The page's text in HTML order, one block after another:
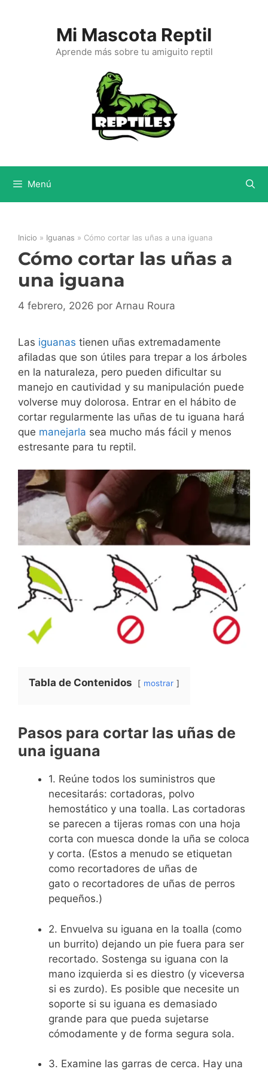
Mi Mascota Reptil
Aprende más sobre tu amiguito reptil
Menú
Inicio » Iguanas » Cómo cortar las uñas a una iguana
Cómo cortar las uñas a
una iguana
4 febrero, 2026 por Arnau Roura
Las iguanas tienen uñas extremadamente
afiladas que son útiles para trepar a los árboles
en la naturaleza, pero pueden dificultar su
manejo en cautividad y su manipulación puede
volverse muy dolorosa. Entrar en el hábito de
cortar regularmente las uñas de tu iguana hará
que manejarla sea mucho más fácil y menos
estresante para tu reptil.
Tabla de Contenidos mostrar
Pasos para cortar las uñas de
una iguana
1. Reúne todos los suministros que
necesitarás: cortadoras, polvo
hemostático y una toalla. Las cortadoras
se parecen a tijeras romas con una hoja
corta con muesca donde la uña se coloca
y corta. (Estos a menudo se etiquetan
como recortadores de uñas de
gato o recortadores de uñas de perros
pequeños.)
2. Envuelva su iguana en la toalla (como
un burrito) dejando un pie fuera para ser
recortado. Sostenga su iguana con la
mano izquierda si es diestro (y viceversa
si es zurdo). Es posible que necesite un
soporte si su iguana es demasiado
grande para que pueda sujetarse
cómodamente y de forma segura sola.
3. Examine las garras de cerca. Hay una